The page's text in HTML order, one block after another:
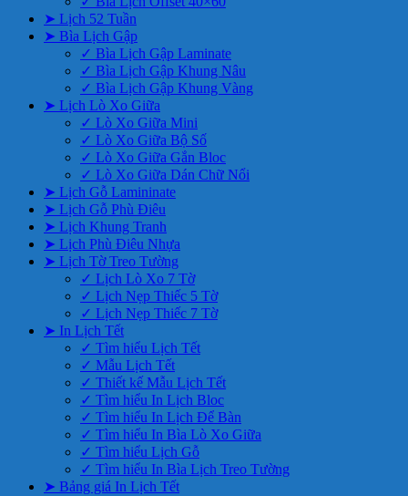
➤ Lịch 52 Tuần
➤ Bìa Lịch Gập
✓ Bìa Lịch Gập Laminate
✓ Bìa Lịch Gập Khung Nâu
✓ Bìa Lịch Gập Khung Vàng
➤ Lịch Lò Xo Giữa
✓ Lò Xo Giữa Mini
✓ Lò Xo Giữa Bộ Số
✓ Lò Xo Giữa Gắn Bloc
✓ Lò Xo Giữa Dán Chữ Nổi
➤ Lịch Gỗ Lamininate
➤ Lịch Gỗ Phù Điêu
➤ Lịch Khung Tranh
➤ Lịch Phù Điêu Nhựa
➤ Lịch Tờ Treo Tường
✓ Lịch Lò Xo 7 Tờ
✓ Lịch Nẹp Thiếc 5 Tờ
✓ Lịch Nẹp Thiếc 7 Tờ
➤ In Lịch Tết
✓ Tìm hiểu Lịch Tết
✓ Mẫu Lịch Tết
✓ Thiết kế Mẫu Lịch Tết
✓ Tìm hiểu In Lịch Bloc
✓ Tìm hiểu In Lịch Để Bàn
✓ Tìm hiểu In Bìa Lò Xo Giữa
✓ Tìm hiểu Lịch Gỗ
✓ Tìm hiểu In Bìa Lịch Treo Tường
➤ Bảng giá In Lịch Tết